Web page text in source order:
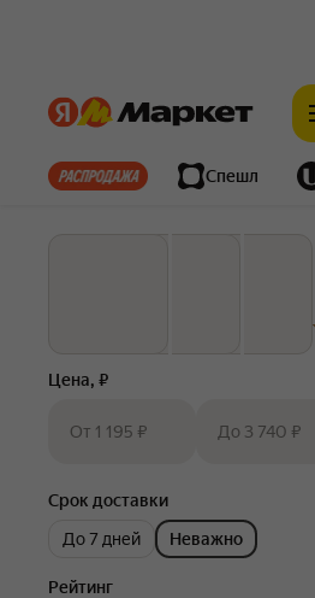
ЯндексЯндекс
Все хиты Спешл
Цена, ₽
От 1 195 ₽ До 3 740 ₽
Срок доставки
До 7 дней
Неважно
Рейтинг